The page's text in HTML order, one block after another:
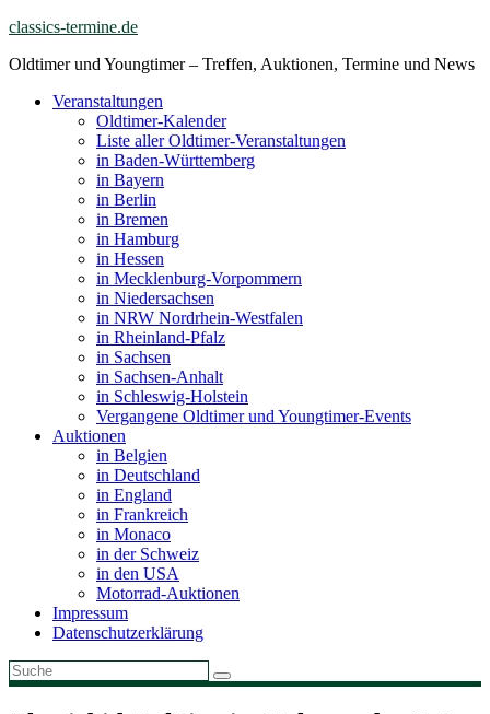
Skip
content
classics-termine.de
Oldtimer und Youngtimer – Treffen, Auktionen, Termine und News
Veranstaltungen
Oldtimer-Kalender
Liste aller Oldtimer-Veranstaltungen
in Baden-Württemberg
in Bayern
in Berlin
in Bremen
in Hamburg
in Hessen
in Mecklenburg-Vorpommern
in Niedersachsen
in NRW Nordrhein-Westfalen
in Rheinland-Pfalz
in Sachsen
in Sachsen-Anhalt
in Schleswig-Holstein
Vergangene Oldtimer und Youngtimer-Events
Auktionen
in Belgien
in Deutschland
in England
in Frankreich
in Monaco
in der Schweiz
in den USA
Motorrad-Auktionen
Impressum
Datenschutzerklärung